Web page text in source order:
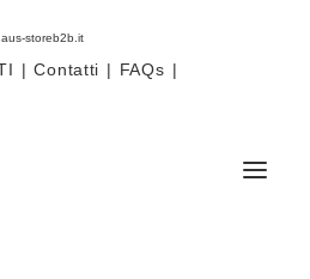
aus-storeb2b.it
| Contatti | FAQs |